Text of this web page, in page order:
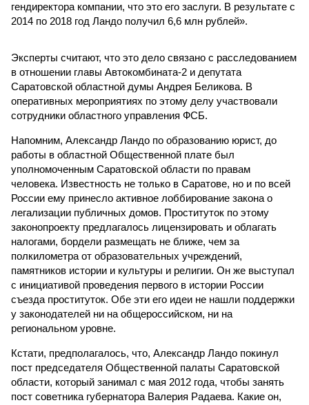
гендиректора компании, что это его заслуги. В результате с
2014 по 2018 год Ландо получил 6,6 млн рублей».
Эксперты считают, что это дело связано с расследованием
в отношении главы Автокомбината-2 и депутата
Саратовской областной думы Андрея Беликова. В
оперативных мероприятиях по этому делу участвовали
сотрудники областного управления ФСБ.
Напомним, Александр Ландо по образованию юрист, до
работы в областной Общественной плате был
уполномоченным Саратовской области по правам
человека. Известность не только в Саратове, но и по всей
России ему принесло активное лоббирование закона о
легализации публичных домов. Проституток по этому
законопроекту предлагалось лицензировать и облагать
налогами, бордели размещать не ближе, чем за
полкилометра от образовательных учреждений,
памятников истории и культуры и религии. Он же выступал
с инициативой проведения первого в истории России
съезда проституток. Обе эти его идеи не нашли поддержки
у законодателей ни на общероссийском, ни на
региональном уровне.
Кстати, предполагалось, что, Александр Ландо покинул
пост председателя Общественной палаты Саратовской
области, который занимал с мая 2012 года, чтобы занять
пост советника губернатора Валерия Радаева. Какие он,